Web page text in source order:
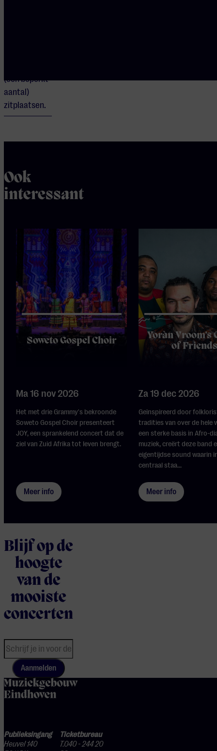
(een beperkt
aantal)
zitplaatsen.
Ook
interessant
Soweto Gospel Choir
Ma 16 nov 2026
Het met drie Grammy's bekroonde
Soweto Gospel Choir presenteert
JOY, een sprankelend concert dat de
ziel van Zuid Afrika tot leven brengt.
Meer info
Yoràn Vroom’s
of Friends
Za 19 dec 2026
Geïnspireerd door
tradities van over de hele
een sterke basis in Afro-
muziek, creërt deze band
eigentijdse sound waarin
centraal staa...
Meer info
Blijf op de
hoogte
van de
mooiste
concerten
Aanmelden
Publieksingang
Heuvel 140
Ticketbureau
T.040 - 244 20